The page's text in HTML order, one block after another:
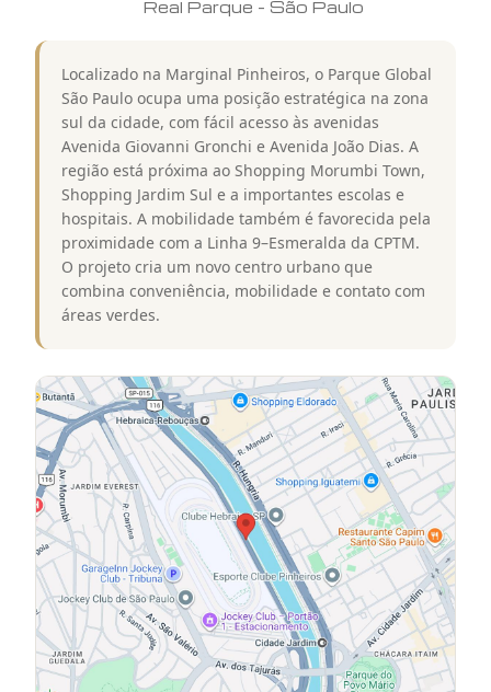
Real Parque - São Paulo
Localizado na Marginal Pinheiros, o Parque Global
São Paulo ocupa uma posição estratégica na zona
sul da cidade, com fácil acesso às avenidas
Avenida Giovanni Gronchi e Avenida João Dias. A
região está próxima ao Shopping Morumbi Town,
Shopping Jardim Sul e a importantes escolas e
hospitais. A mobilidade também é favorecida pela
proximidade com a Linha 9–Esmeralda da CPTM.
O projeto cria um novo centro urbano que
combina conveniência, mobilidade e contato com
áreas verdes.